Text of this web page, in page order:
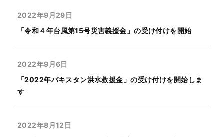
2022年9月29日
「令和４年台風第15号災害義援金」の受け付けを開始
2022年9月6日
「2022年パキスタン洪水救援金」の受け付けを開始しま
す
2022年8月12日